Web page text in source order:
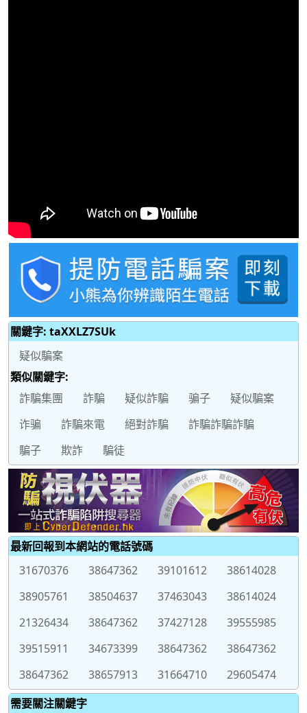
關鍵字: taXXLZ7SUk
疑似騙案
類似關鍵字:
詐騙集團
詐騙 疑似詐騙 骗子
疑似騙案
诈骗
詐騙來電 絕對詐騙
詐騙詐騙詐騙
騙子
欺詐 騙徒
最新回報到本網站的電話號碼
31670376
38647362 39101612
38614028
38905761
38504637 37463043
38614024
21326434
38647362 37427128
39555985
39515911
34673399 38647362
38647362
38647362
38657913 31664710
29605474
需要關注關鍵字